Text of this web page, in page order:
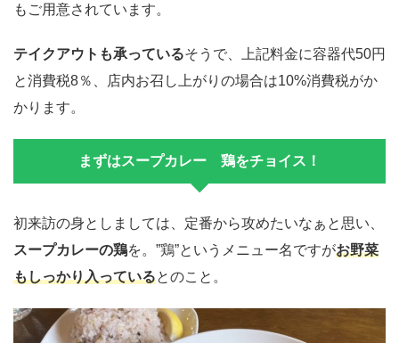
もご用意されています。
テイクアウトも承っているそうで、上記料金に容器代50円
と消費税8％、店内お召し上がりの場合は10%消費税がか
かります。
まずはスープカレー 鶏をチョイス！
初来訪の身としましては、定番から攻めたいなぁと思い、
スープカレーの鶏を。”鶏”というメニュー名ですがお野菜
もしっかり入っているとのこと。